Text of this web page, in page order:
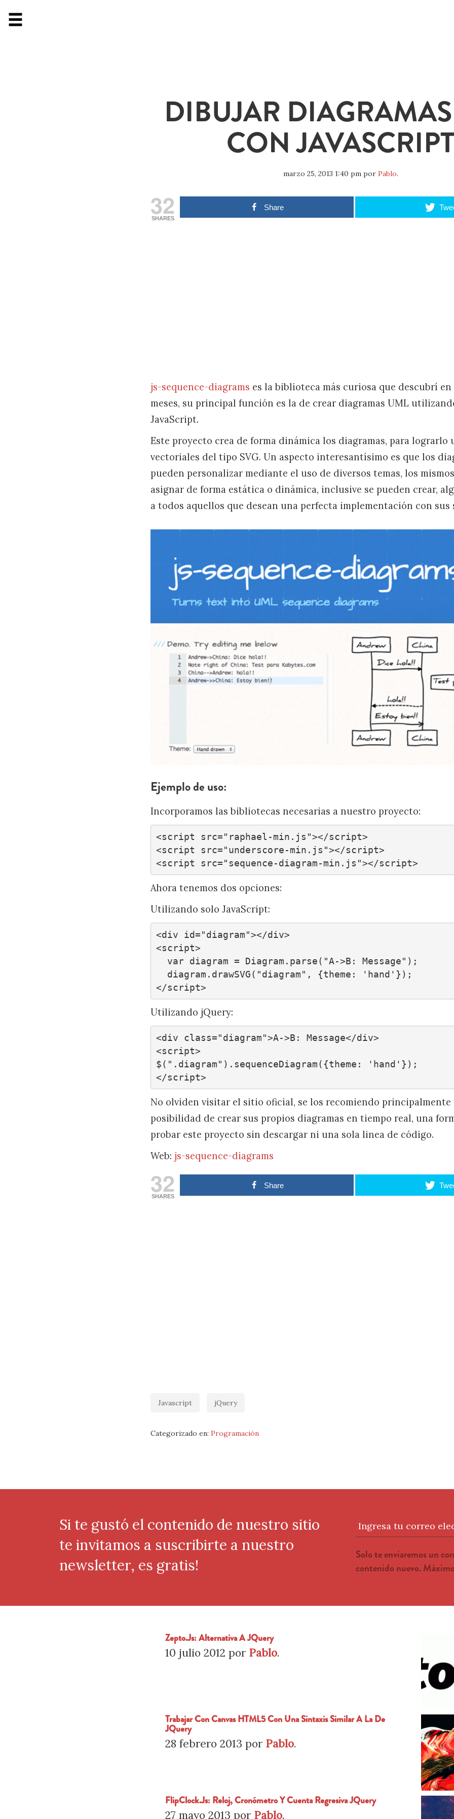
DIBUJAR
CON JAVASCRIPT
marzo 25, 2013 1:40 pmpor Pablo.
32
SHARES
Share
js-sequence-diagrams es la biblioteca más curiosa que descubrí
meses, su principal función es la de crear diagramas UML
JavaScript.
Este proyecto crea de forma dinámica los diagramas, para lograrlo
vectoriales del tipo SVG. Un aspecto interesantísimo es que los
pueden personalizar mediante el uso de diversos temas, los
asignar de forma estática o dinámica, inclusive se pueden crear,
a todos aquellos que desean una perfecta implementación con sus
Ejemplo de uso:
Incorporamos las bibliotecas necesarias a nuestro proyecto:
<script src="raphael-min.js"></script>
<script src="underscore-min.js"></script>
<script src="sequence-diagram-min.js"></script>
Ahora tenemos dos opciones:
Utilizando solo JavaScript:
<div id="diagram"></div>
<script>
</script>
Utilizando jQuery:
<div class="diagram">A->B: Message</div>
<script>
$(".diagram").sequenceDiagram({theme: 'hand'});
</script>
No olviden visitar el sitio oficial, se los recomiendo principalmente
posibilidad de crear sus propios diagramas en tiempo real, una
probar este proyecto sin descargar ni una sola linea de código.
Web: js-sequence-diagrams
32
SHARES
Share
Javascript jQuery
Categorizado en: Programación
Si te gustó el contenido de nuestro sitio
te invitamos a suscribirte a nuestro
newsletter, es gratis!
Ingresa tu correo
Solo te enviaremos un
contenido nuevo.
Zepto.js: Alternativa A JQuery
10 julio 2012 por Pablo.
Trabajar Con Canvas HTML5 Con Una Sintaxis Similar A La De
JQuery
28 febrero 2013 por Pablo.
FlipClock.js: Reloj, Cronómetro Y Cuenta Regresiva JQuery
27 mayo 2013 por Pablo.